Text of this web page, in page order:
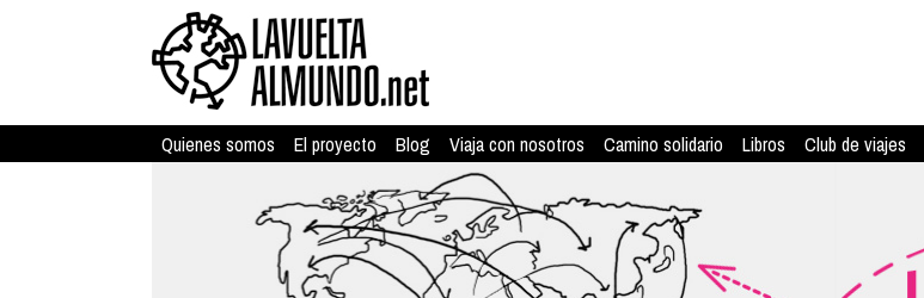
Quienes somos El proyecto Blog Viaja con nosotros Camino solidario Libros Club de viajes